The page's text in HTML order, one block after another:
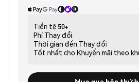
Tiền tệ 50+
Phí Thay đổi
Thời gian đến Thay đổi
Tốt nhất cho Khuyến mãi theo